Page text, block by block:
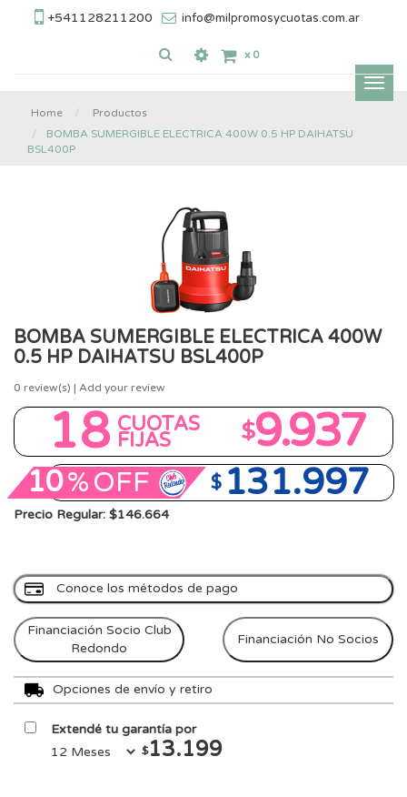
+541128211200 info@milpromosycuotas.com.ar
x 0
Home
Productos
BOMBA SUMERGIBLE ELECTRICA 400W 0.5 HP DAIHATSU
BSL400P
BOMBA SUMERGIBLE ELECTRICA 400W
0.5 HP DAIHATSU BSL400P
0 review(s) | Add your review
18 CUOTAS
FIJAS $9.937
10%OFF $ 131.997
Precio Regular: $146.664
Conoce los métodos de pago
Financiación Socio Club
Redondo
Financiación No Socios
Opciones de envío y retiro
Extendé tu garantía por
$13.199